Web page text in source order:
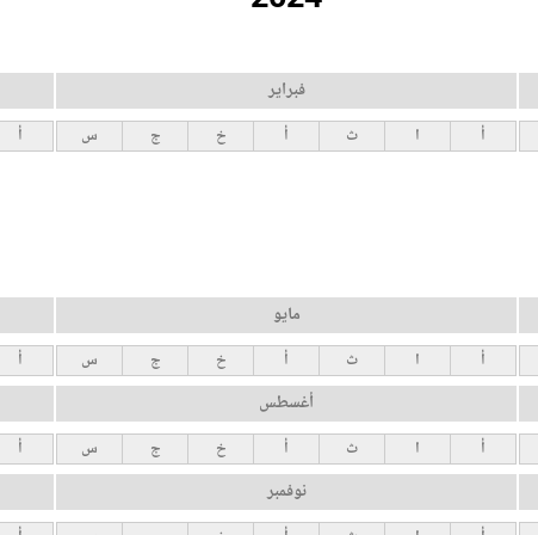
فبراير
أ ا ث أ خ ج س أ
مايو
أ ا ث أ خ ج س أ
أغسطس
أ ا ث أ خ ج س أ
نوفمبر